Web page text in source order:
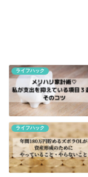
ライフハック
ライフハック